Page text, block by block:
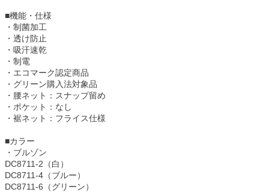
■機能・仕様
・制菌加工
・透け防止
・吸汗速乾
・制電
・エコマーク認定商品
・グリーン購入法対象品
・腰ネット：スナップ留め
・ポケット：なし
・裾ネット：フライス仕様
■カラー
・ブルゾン
DC8711-2（白）
DC8711-4（ブルー）
DC8711-6（グリーン）